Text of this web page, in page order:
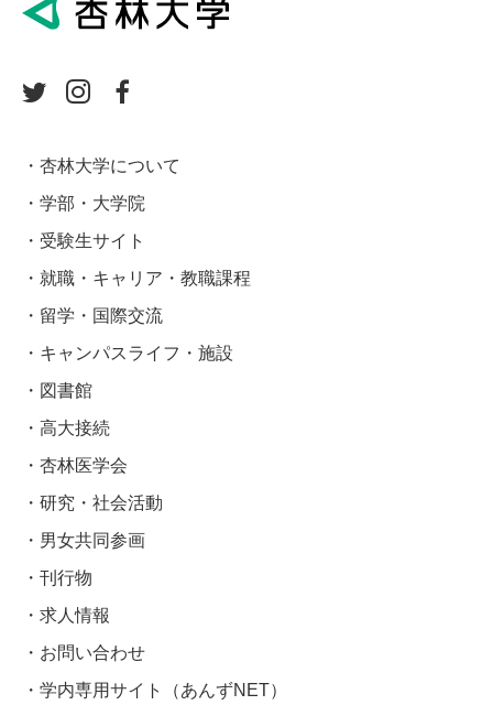
杏林大学について
学部・大学院
受験生サイト
就職・キャリア・教職課程
留学・国際交流
キャンパスライフ・施設
図書館
高大接続
杏林医学会
研究・社会活動
男女共同参画
刊行物
求人情報
お問い合わせ
学内専用サイト（あんずNET）